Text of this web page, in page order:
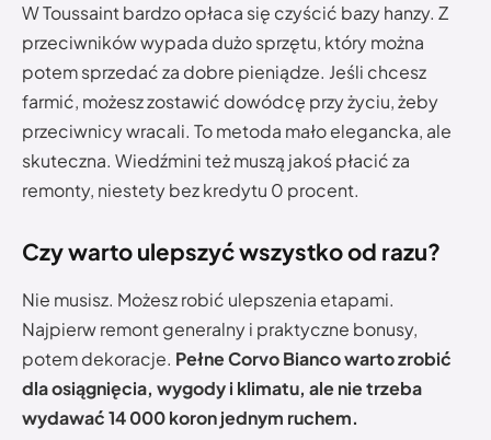
W Toussaint bardzo opłaca się czyścić bazy hanzy. Z
przeciwników wypada dużo sprzętu, który można
potem sprzedać za dobre pieniądze. Jeśli chcesz
farmić, możesz zostawić dowódcę przy życiu, żeby
przeciwnicy wracali. To metoda mało elegancka, ale
skuteczna. Wiedźmini też muszą jakoś płacić za
remonty, niestety bez kredytu 0 procent.
Czy warto ulepszyć wszystko od razu?
Nie musisz. Możesz robić ulepszenia etapami.
Najpierw remont generalny i praktyczne bonusy,
potem dekoracje. Pełne Corvo Bianco warto zrobić
dla osiągnięcia, wygody i klimatu, ale nie trzeba
wydawać 14 000 koron jednym ruchem.